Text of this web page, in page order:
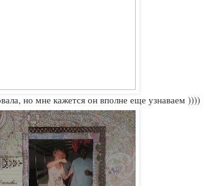
но мне кажется он вполне еще узнаваем ))))